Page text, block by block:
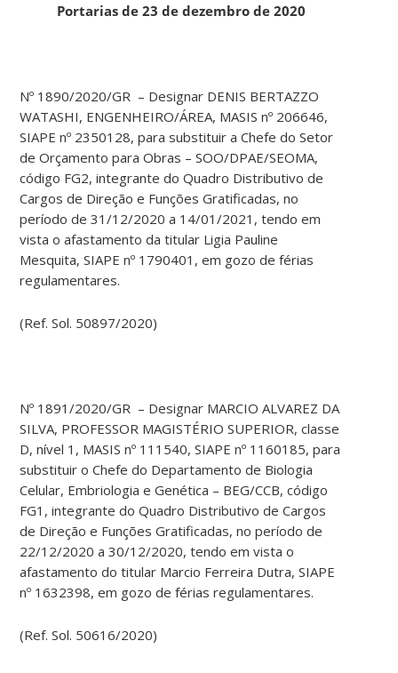
Portarias de 23 de dezembro de 2020
Nº 1890/2020/GR – Designar DENIS BERTAZZO
WATASHI, ENGENHEIRO/ÁREA, MASIS nº 206646,
SIAPE nº 2350128, para substituir a Chefe do Setor
de Orçamento para Obras – SOO/DPAE/SEOMA,
código FG2, integrante do Quadro Distributivo de
Cargos de Direção e Funções Gratificadas, no
período de 31/12/2020 a 14/01/2021, tendo em
vista o afastamento da titular Ligia Pauline
Mesquita, SIAPE nº 1790401, em gozo de férias
regulamentares.
(Ref. Sol. 50897/2020)
Nº 1891/2020/GR – Designar MARCIO ALVAREZ DA
SILVA, PROFESSOR MAGISTÉRIO SUPERIOR, classe
D, nível 1, MASIS nº 111540, SIAPE nº 1160185, para
substituir o Chefe do Departamento de Biologia
Celular, Embriologia e Genética – BEG/CCB, código
FG1, integrante do Quadro Distributivo de Cargos
de Direção e Funções Gratificadas, no período de
22/12/2020 a 30/12/2020, tendo em vista o
afastamento do titular Marcio Ferreira Dutra, SIAPE
nº 1632398, em gozo de férias regulamentares.
(Ref. Sol. 50616/2020)